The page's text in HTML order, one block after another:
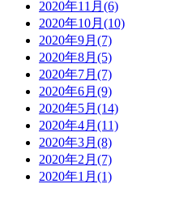
2020年11月(6)
2020年10月(10)
2020年9月(7)
2020年8月(5)
2020年7月(7)
2020年6月(9)
2020年5月(14)
2020年4月(11)
2020年3月(8)
2020年2月(7)
2020年1月(1)